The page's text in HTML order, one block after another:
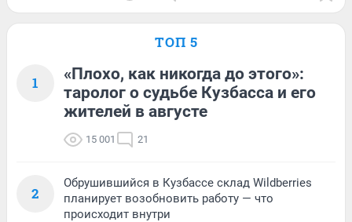
ТОП 5
1
«Плохо, как никогда до этого»:
таролог о судьбе Кузбасса и его
жителей в августе
15 001 21
2
Обрушившийся в Кузбассе склад Wildberries
планирует возобновить работу — что
происходит внутри